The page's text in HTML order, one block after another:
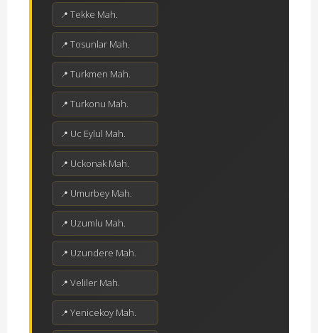
Tekke Mah.
Tosunlar Mah.
Turkmen Mah.
Turkonu Mah.
Uc Eylul Mah.
Uckonak Mah.
Umurbey Mah.
Uzumlu Mah.
Uzundere Mah.
Veliler Mah.
Yenicekoy Mah.